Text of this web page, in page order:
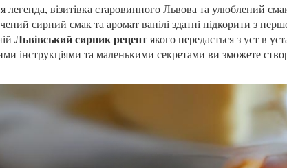
легенда, візитівка старовинного Львова та улюблений
сирний смак та аромат ванілі здатні підкорити з
Львівський сирник рецептякого передається з уст в
інструкціями та маленькими секретами ви зможете